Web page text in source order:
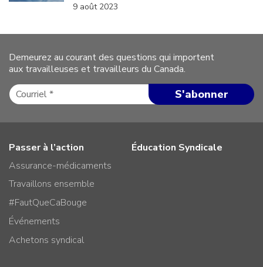
9 août 2023
Demeurez au courant des questions qui importent
aux travailleuses et travailleurs du Canada.
Passer à l’action
Assurance-médicaments
Travaillons ensemble
#FautQueCaBouge
Événements
Achetons syndical
Éducation Syndicale